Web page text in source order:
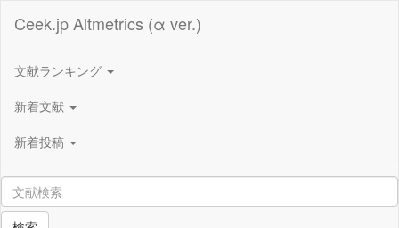
Ceek.jp Altmetrics (α ver.)
文献ランキング
新着文献
新着投稿